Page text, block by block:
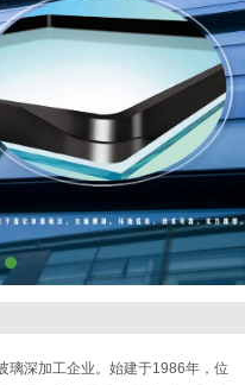
璃深加工企业。始建于1986年，位